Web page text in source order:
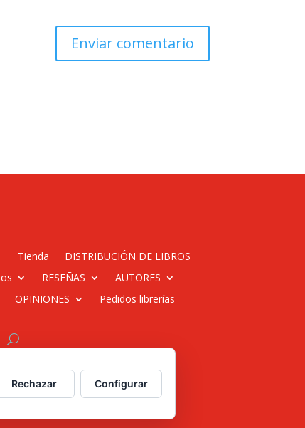
Tienda
DISTRIBUCIÓN DE LIBROS
RESEÑAS
AUTORES
OPINIONES
Pedidos librerías
empresas
Rechazar Configurar